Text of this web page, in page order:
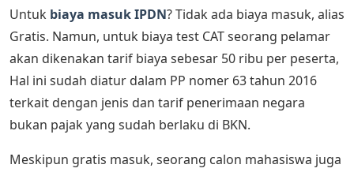
Untuk biaya masuk IPDN? Tidak ada biaya masuk, alias
Gratis. Namun, untuk biaya test CAT seorang pelamar
akan dikenakan tarif biaya sebesar 50 ribu per peserta,
Hal ini sudah diatur dalam PP nomer 63 tahun 2016
terkait dengan jenis dan tarif penerimaan negara
bukan pajak yang sudah berlaku di BKN.
Meskipun gratis masuk, seorang calon mahasiswa juga